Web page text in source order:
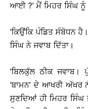
ਆਈ ?’ ਮੈਂ ਮਿਹਰ ਸਿੰਘ ਨੂੰ
‘ਕਿਉਂਕਿ ਪੰਡਿਤ ਸੰਬੋਧਨ
ਸਿੰਘ ਨੇ ਜਵਾਬ ਦਿੱਤਾ।
‘ਬਿਲਕੁੱਲ ਠੀਕ
‘ਬਾਮਨ’ ਦੇ ਆਖਰੀ
ਸੁਣਦਿਆਂ ਹੀ ਮਿਹਰ ਸਿੰਘ